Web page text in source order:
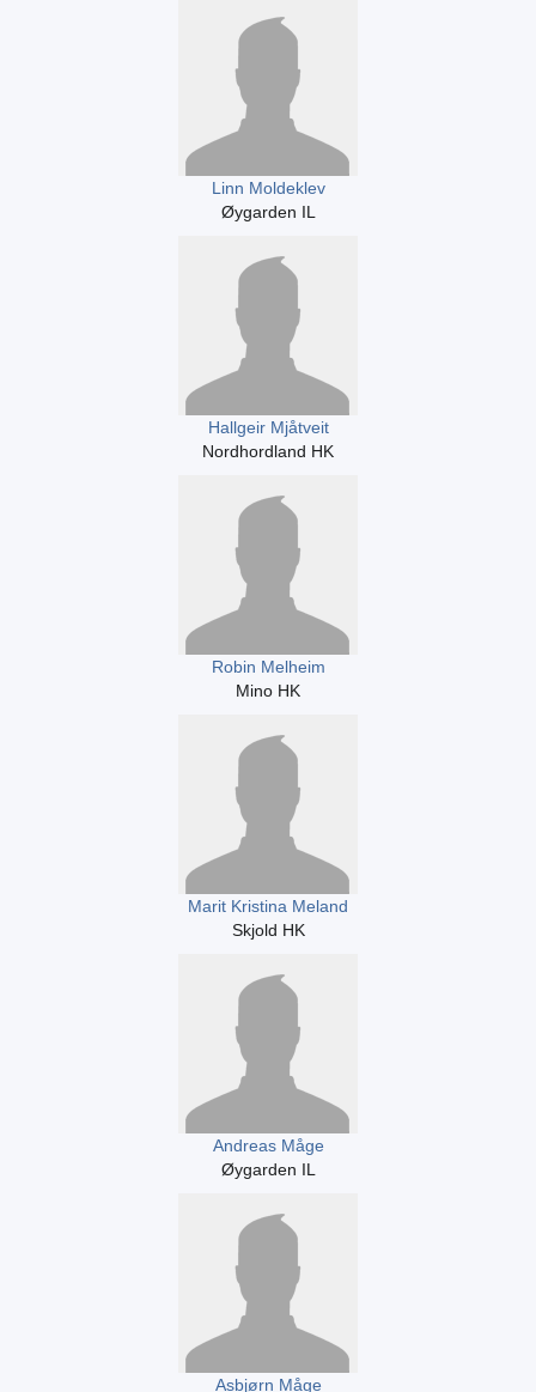
Linn Moldeklev
Øygarden IL
Hallgeir Mjåtveit
Nordhordland HK
Robin Melheim
Mino HK
Marit Kristina Meland
Skjold HK
Andreas Måge
Øygarden IL
Asbjørn Måge